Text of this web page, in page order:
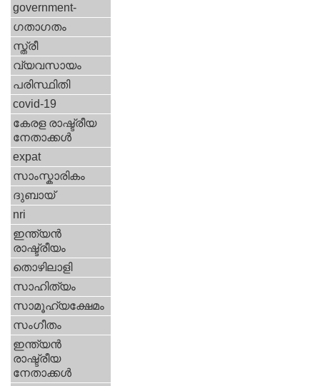
government-
ഗതാഗതം
സ്ത്രീ
വ്യവസായം
പരിസ്ഥിതി
covid-19
കേരള രാഷ്ട്രീയ
നേതാക്കള്‍
expat
സാംസ്കാരികം
ദുബായ്‌
nri
ഇന്ത്യന്‍
രാഷ്ട്രീയം
തൊഴിലാളി
സാഹിത്യം
സാമൂഹ്യക്ഷേമം
സംഗീതം
ഇന്ത്യന്‍
രാഷ്ട്രീയ
നേതാക്കള്‍